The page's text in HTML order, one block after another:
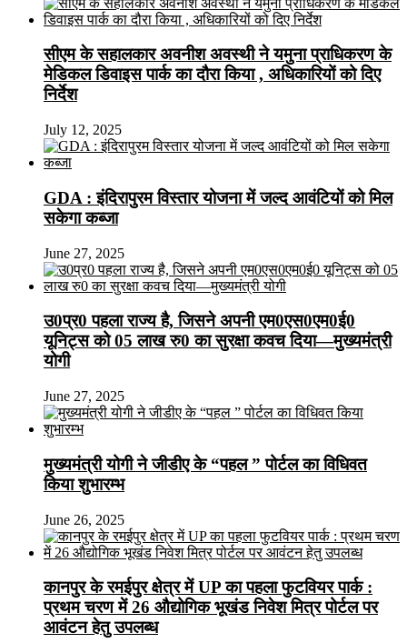
सीएम के सहालकार अवनीश अवस्थी ने यमुना प्राधिकरण के
मेडिकल डिवाइस पार्क का दौरा किया , अधिकारियों को दिए
निर्देश
July 12, 2025
GDA : इंदिरापुरम विस्तार योजना में जल्द आवंटियों को मिल
सकेगा कब्जा
June 27, 2025
उ0प्र0 पहला राज्य है, जिसने अपनी एम0एस0एम0ई0
यूनिट्स को 05 लाख रु0 का सुरक्षा कवच दिया—मुख्यमंत्री
योगी
June 27, 2025
मुख्यमंत्री योगी ने जीडीए के “पहल ” पोर्टल का विधिवत
किया शुभारम्भ
June 26, 2025
कानपुर के रमईपुर क्षेत्र में UP का पहला फुटवियर पार्क :
प्रथम चरण में 26 औद्योगिक भूखंड निवेश मित्र पोर्टल पर
आवंटन हेतु उपलब्ध